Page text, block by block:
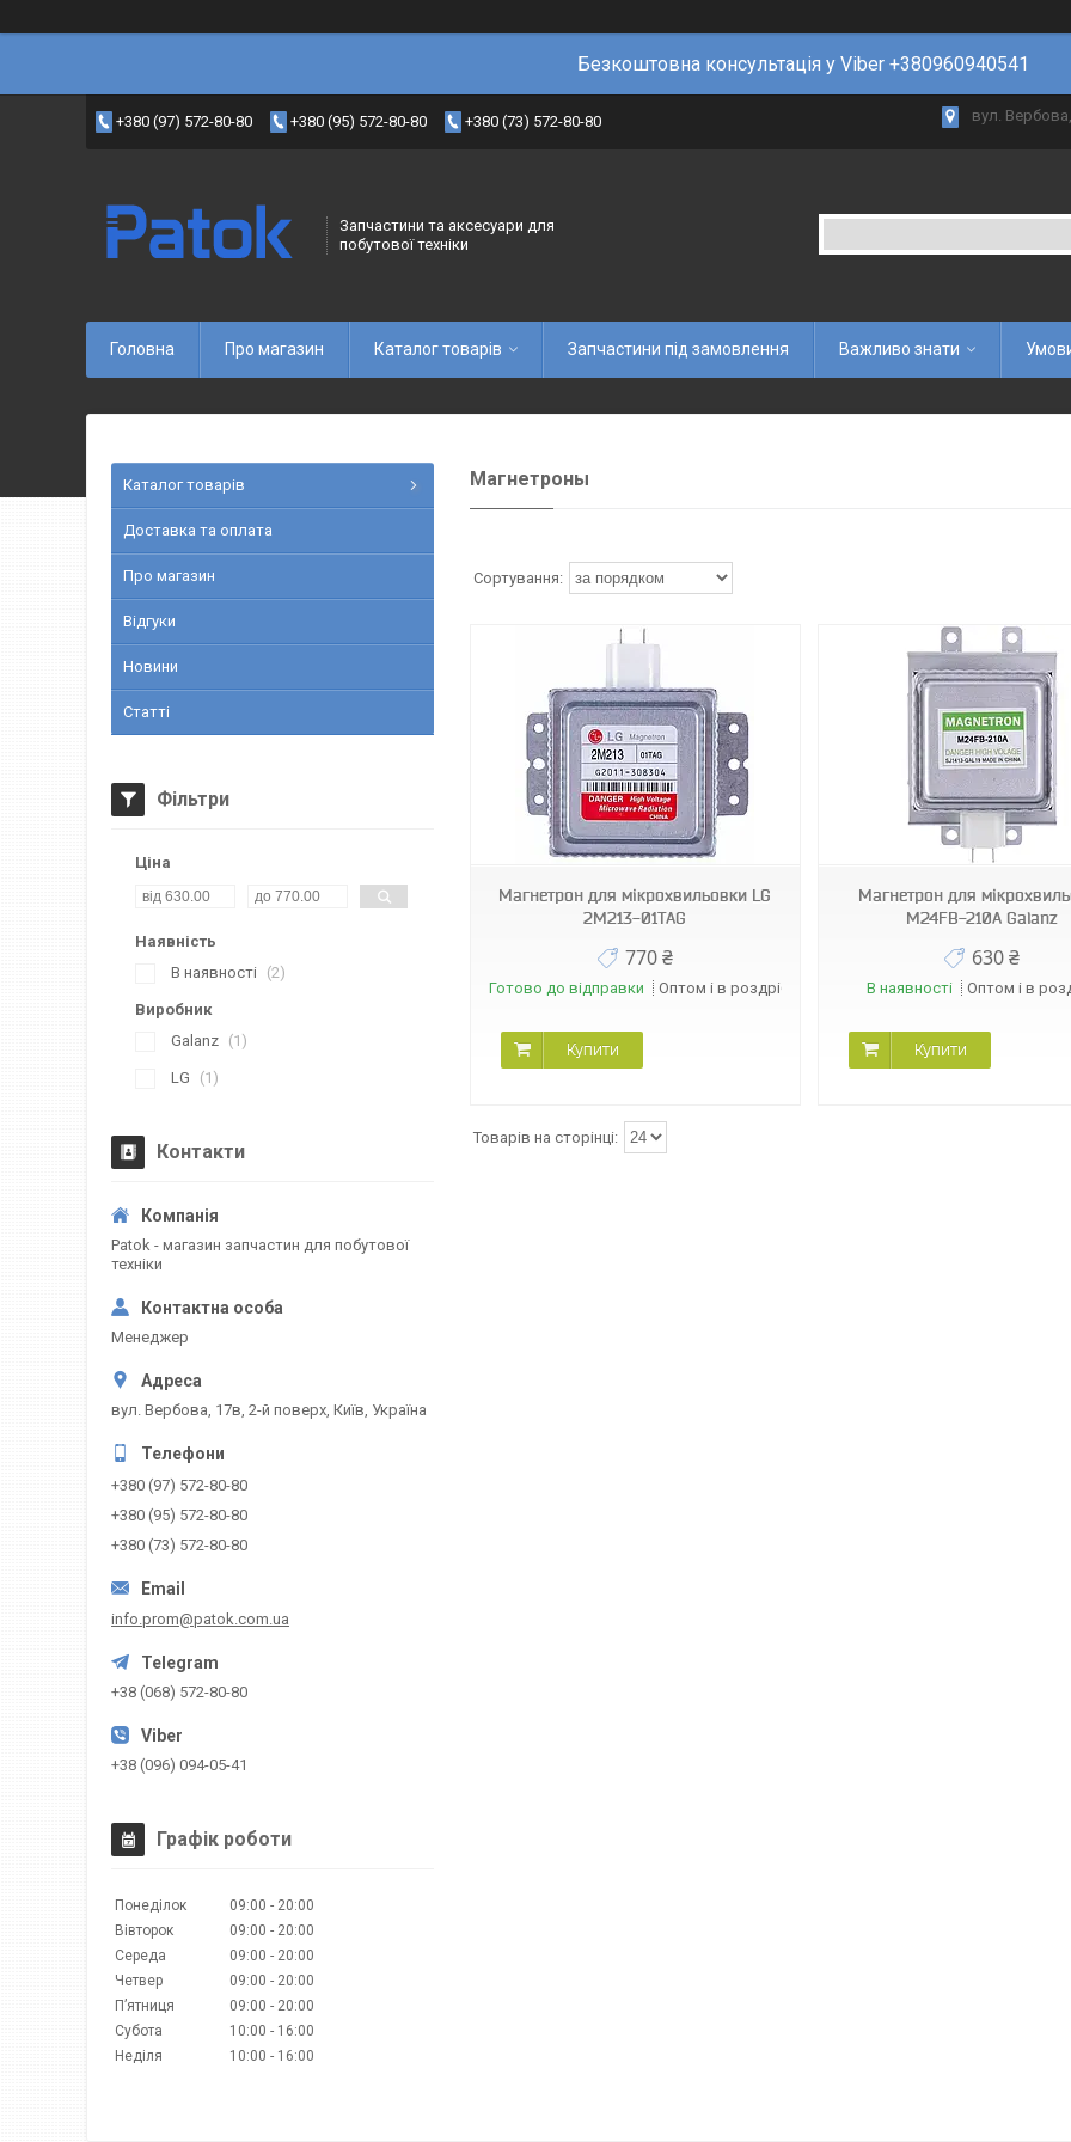
Безкоштовна консультація у Viber +380960940541
+380 (97) 572-80-80 +380 (95) 572-80-80 +380 (73) 572-80-80 вул.
Запчастини та аксесуари для
побутової техніки
Головна Про магазин Каталог товарів Запчастини під замовлення Важливо знати
Магнетроны
Магнетрон для мікрохвильовки LG
2M213-01TAG
770 ₴
Готово до відправки Оптом і в роздріб
Купити
00062
Магнетрон для
M24FB-210A Galanz
630 ₴
В наявності Оптом і в
Купити
Каталог товарів
Доставка та оплата
Про магазин
Відгуки
Новини
Статті
Фільтри
Ціна
Наявність
В наявності
2
Виробник
Galanz
1
LG 1
Контакти
Patok - магазин запчастин для побутової
техніки
Менеджер
вул. Вербова, 17в, 2-й поверх, Київ, Україна
+380 (97) 572-80-80
+380 (95) 572-80-80
+380 (73) 572-80-80
info.prom@patok.com.ua
+38 (068) 572-80-80
+38 (096) 094-05-41
Графік роботи
Понеділок 09:00
20:00
Вівторок
09:00
20:00
Середа
09:00
20:00
Четвер
09:00
20:00
Пʼятниця
09:00
20:00
Субота
10:00
16:00
Неділя
10:00 16:00